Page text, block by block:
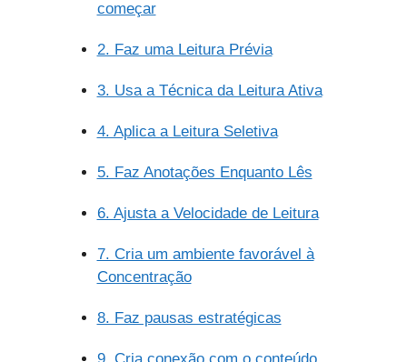
começar
2. Faz uma Leitura Prévia
3. Usa a Técnica da Leitura Ativa
4. Aplica a Leitura Seletiva
5. Faz Anotações Enquanto Lês
6. Ajusta a Velocidade de Leitura
7. Cria um ambiente favorável à
Concentração
8. Faz pausas estratégicas